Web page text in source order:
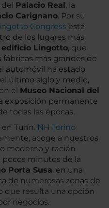
Palacio Real, la
Carignano. Por su
Congress está
de los lugares más
edificio Lingotto, que
fábricas más grandes de
automóvil ha estado
último siglo y medio,
el Museo Nacional del
exposición permanente
todas las épocas.
Turín. NH Torino
acoge a nuestros
moderno y recién
pocos minutos de la
Porta Susa, en una
de numerosas zonas de
que resulta una opción
negocios.